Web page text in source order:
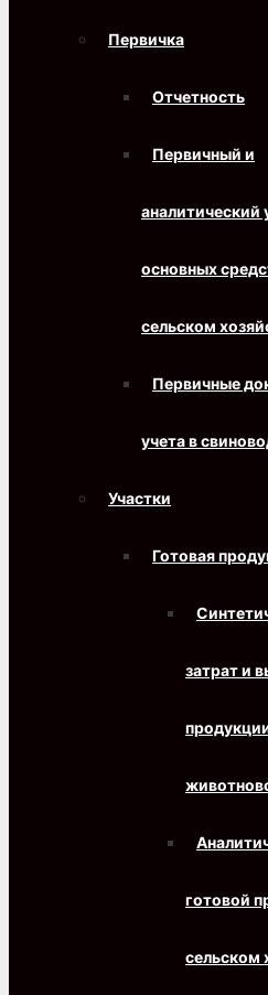
Первичка
Отчетность
Первичный и
аналитический
основных
сельском
Первичные
учета в
Участки
Готовая
затрат и
готовой
сельском